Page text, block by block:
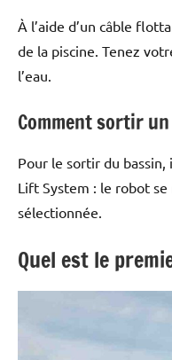
À l’aide d’un câble
de la piscine. Tenez
l’eau.
Comment sortir
Pour le sortir du
Lift System : le robot se
sélectionnée.
Quel est le